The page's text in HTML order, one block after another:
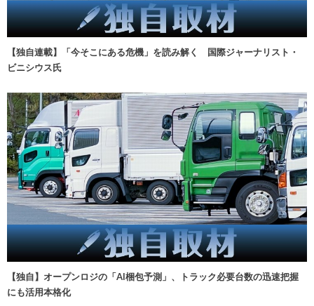
【独自連載】「今そこにある危機」を読み解く 国際ジャーナリスト・
ビニシウス氏
【独自】オープンロジの「AI梱包予測」、トラック必要台数の迅速把握
にも活用本格化